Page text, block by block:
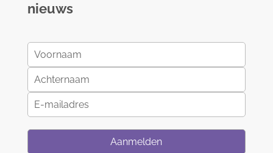
nieuws
Aanmelden